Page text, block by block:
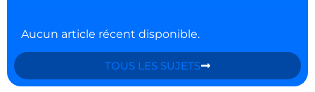
Aucun article récent disponible.
TOUS LES SUJETS